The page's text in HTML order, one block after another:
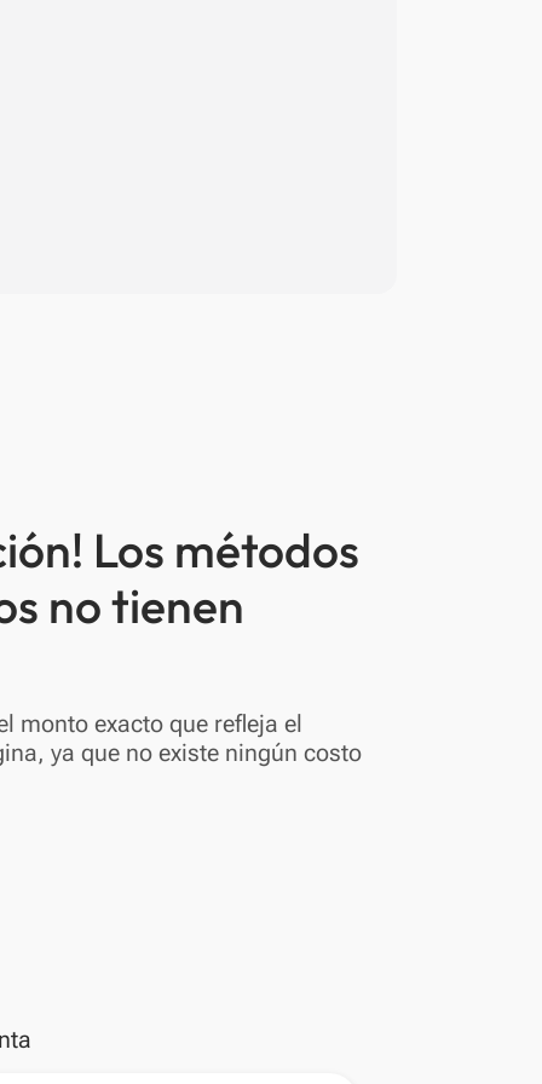
Los métodos
no tienen
monto exacto que refleja el
ya que no existe ningún costo